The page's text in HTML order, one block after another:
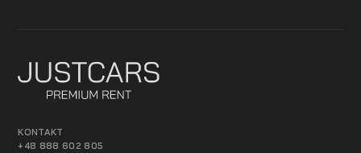
KONTAKT
+48 888 602 805